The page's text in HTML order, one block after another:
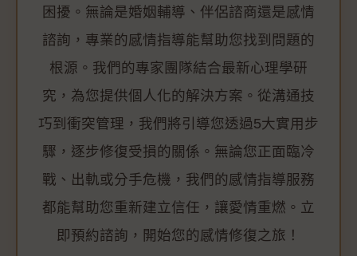
困擾。無論是婚姻輔導、伴侶諮商還是感情
諮詢，專業的感情指導能幫助您找到問題的
根源。我們的專家團隊結合最新心理學研
究，為您提供個人化的解決方案。從溝通技
巧到衝突管理，我們將引導您透過5大實用步
驟，逐步修復受損的關係。無論您正面臨冷
戰、出軌或分手危機，我們的感情指導服務
都能幫助您重新建立信任，讓愛情重燃。立
即預約諮詢，開始您的感情修復之旅！